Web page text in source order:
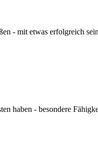
- mit etwas erfolgreich
haben - besondere